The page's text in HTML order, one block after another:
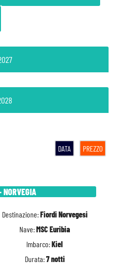
DATA PREZZO
Destinazione:Fiordi Norvegesi
Nave:MSC Euribia
Imbarco:Kiel
Durata:7 notti